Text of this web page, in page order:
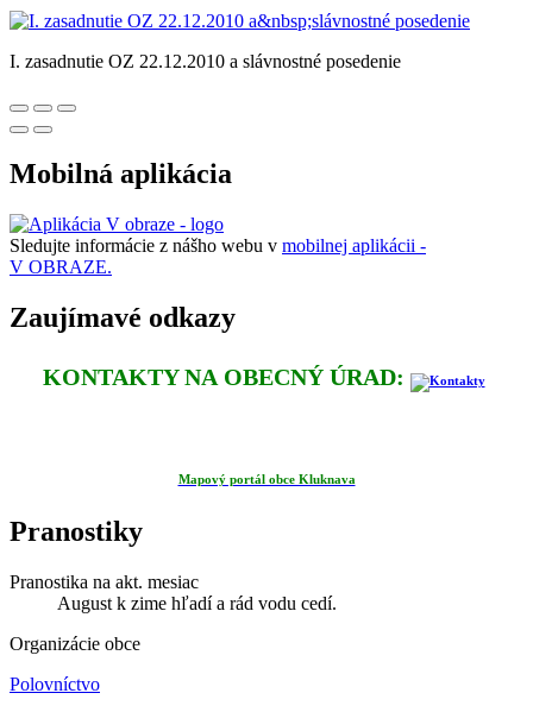
I. zasadnutie OZ 22.12.2010 a slávnostné posedenie
Mobilná aplikácia
Sledujte informácie z nášho webu v mobilnej aplikácii -
V OBRAZE.
Zaujímavé odkazy
KONTAKTY NA OBECNÝ ÚRAD:
Mapový portál obce Kluknava
Pranostiky
Pranostika na akt. mesiac
August k zime hľadí a rád vodu cedí.
Organizácie obce
Polovníctvo